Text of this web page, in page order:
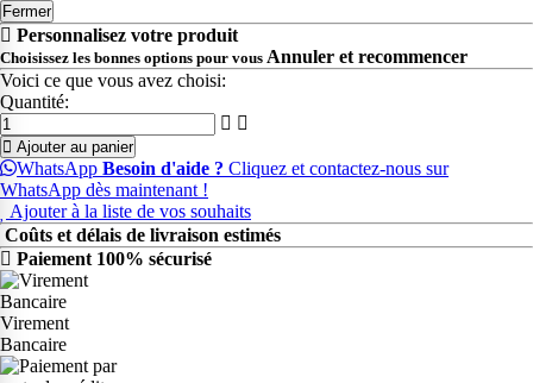
Fermer
Personnalisez votre produit
Choisissez les bonnes options pour vous Annuler et recommencer
Voici ce que vous avez choisi:
Quantité:
Ajouter au panier
WhatsApp Besoin d'aide ? Cliquez et contactez-nous sur
WhatsApp dès maintenant !
Ajouter à la liste de vos souhaits
Coûts et délais de livraison estimés
Paiement 100% sécurisé
Virement
Bancaire